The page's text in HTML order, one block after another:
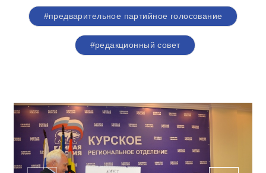
#предварительное партийное голосование
#редакционный совет